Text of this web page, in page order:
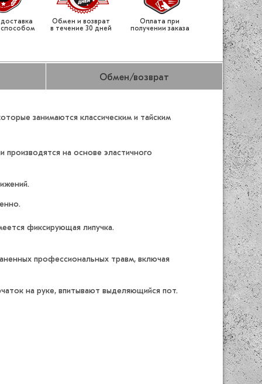
Обмен и возврат
в течение 30 дней
Оплата при
получении заказа
Обмен/возврат
занимаются классическим и тайским
на основе эластичного
фиксирующая липучка.
профессиональных травм, включая
на руке, впитывают выделяющийся пот.